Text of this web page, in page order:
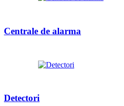
Centrale de alarma
Detectori